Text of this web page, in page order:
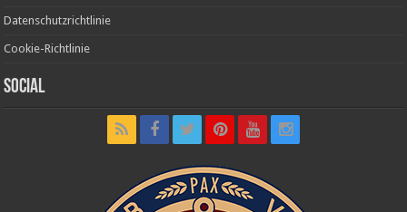
Datenschutzrichtlinie
Cookie-Richtlinie
Social